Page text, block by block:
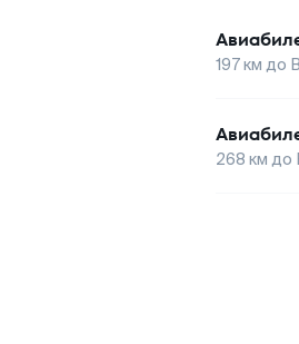
197км до
268 км до